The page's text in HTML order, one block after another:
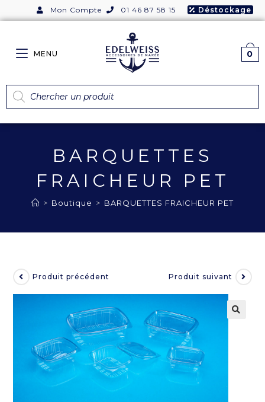
Mon Compte 01 46 87 58 15 Déstockage
MENU 0
BARQUETTES
FRAICHEUR PET
> Boutique > BARQUETTES FRAICHEUR PET
Produit précédent Produit suivant